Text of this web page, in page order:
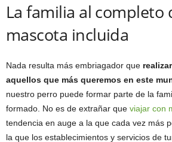
La familia al completo
mascota incluida
Nada resulta más embriagador que
aquellos que más queremos en este
nuestro perro puede formar parte de la
formado. No es de extrañar que viajar con
tendencia en auge a la que cada vez más
la que los establecimientos y servicios de